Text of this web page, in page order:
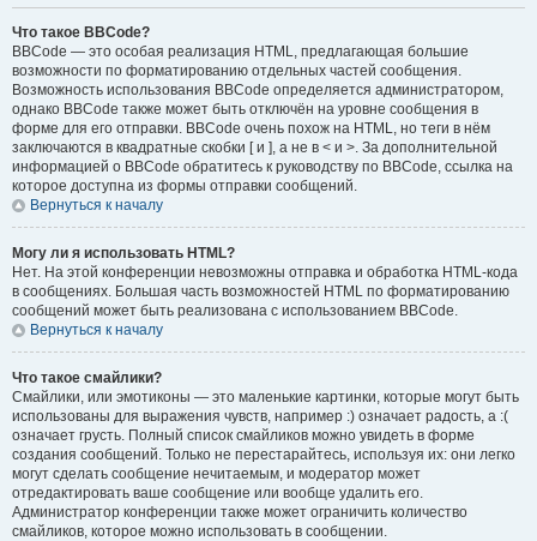
Что такое BBCode?
BBCode — это особая реализация HTML, предлагающая большие
возможности по форматированию отдельных частей сообщения.
Возможность использования BBCode определяется администратором,
однако BBCode также может быть отключён на уровне сообщения в
форме для его отправки. BBCode очень похож на HTML, но теги в нём
заключаются в квадратные скобки [ и ], а не в < и >. За дополнительной
информацией о BBCode обратитесь к руководству по BBCode, ссылка на
которое доступна из формы отправки сообщений.
Вернуться к началу
Могу ли я использовать HTML?
Нет. На этой конференции невозможны отправка и обработка HTML-кода
в сообщениях. Большая часть возможностей HTML по форматированию
сообщений может быть реализована с использованием BBCode.
Вернуться к началу
Что такое смайлики?
Смайлики, или эмотиконы — это маленькие картинки, которые могут быть
использованы для выражения чувств, например :) означает радость, а :(
означает грусть. Полный список смайликов можно увидеть в форме
создания сообщений. Только не перестарайтесь, используя их: они легко
могут сделать сообщение нечитаемым, и модератор может
отредактировать ваше сообщение или вообще удалить его.
Администратор конференции также может ограничить количество
смайликов, которое можно использовать в сообщении.